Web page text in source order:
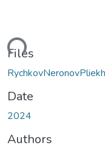
Files
Date
2024
Authors